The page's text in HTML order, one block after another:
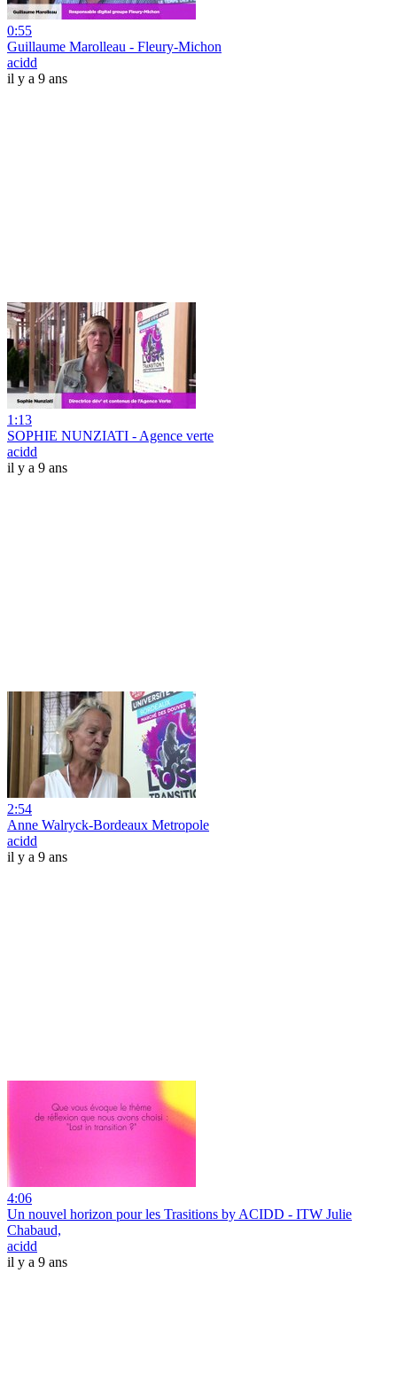
0:55
Guillaume Marolleau - Fleury-Michon
acidd
il y a 9 ans
1:13
SOPHIE NUNZIATI - Agence verte
acidd
il y a 9 ans
2:54
Anne Walryck-Bordeaux Metropole
acidd
il y a 9 ans
4:06
Un nouvel horizon pour les Trasitions by ACIDD - ITW Julie
Chabaud,
acidd
il y a 9 ans